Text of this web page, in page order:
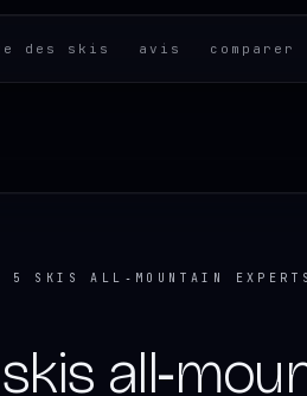
des skis avis comparer